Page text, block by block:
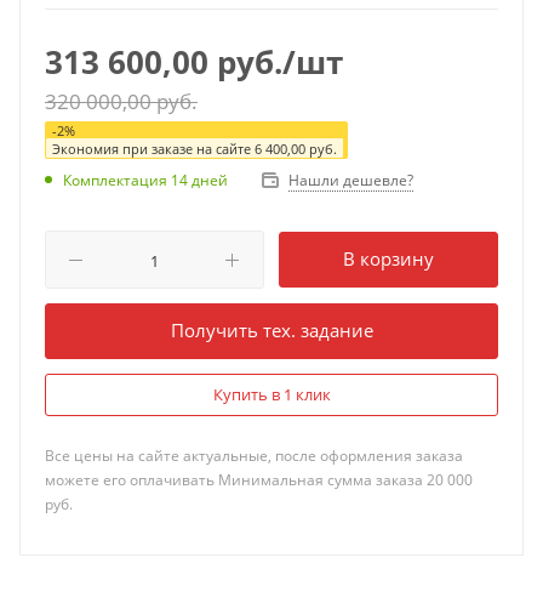
313 600,00 руб./шт
320 000,00руб.
-2%
Экономия при заказе на сайте 6 400,00 руб.
Комплектация 14 дней Нашли дешевле?
В корзину
Получить тех. задание
Купить в 1 клик
Все цены на сайте актуальные, после оформления заказа
можете его оплачивать Минимальная сумма заказа 20 000
руб.